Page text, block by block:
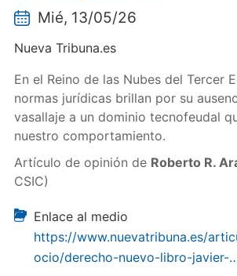
Mié, 13/05/26
Nueva Tribuna.es
En el Reino de las Nubes del Tercer
normas jurídicas brillan por su
vasallaje a un dominio tecnofeudal
nuestro comportamiento.
Artículo de opinión de Roberto R.
CSIC)
Enlace al medio
https://www.nuevatribuna.es/
ocio/derecho-nuevo-libro-javier-